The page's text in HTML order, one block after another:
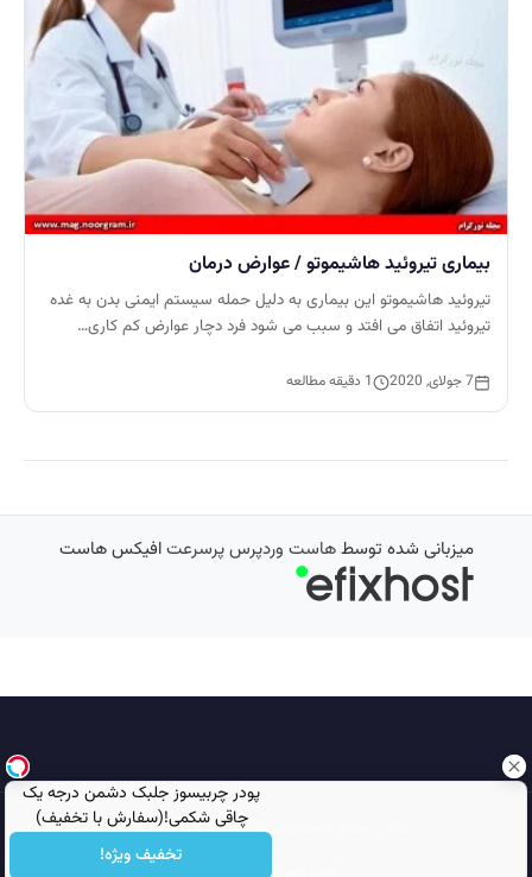
پودر چربیسوز جلبک دشمن درجه یک
چاقی شکمی!(سفارش با تخفیف)
تخفیف ویژه!
بیماری تیروئید هاشیموتو / عوارض درمان
تیروئید هاشیموتو این بیماری به دلیل حمله سیستم ایمنی بدن به غده
تیروئید اتفاق می افتد و سبب می شود فرد دچار عوارض کم کاری…
7 جولای, 2020 1 دقیقه مطالعه
میزبانی شده توسطهاست وردپرس پرسرعتافیکس هاست
تمامی حقوق محفوظ است © 2026
مجله نورگرام
انجمن نورگرام